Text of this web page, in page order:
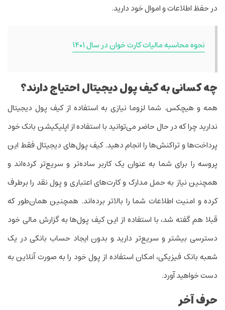
در حفظ اطلاعات و اموال خود دارید.
نحوه محاسبه مالیات کارت خوان در سال ۱۴۰۱
چه کسانی به کیف پول دیجیتال احتیاج دارند؟
همه و هیچکس. شما لزوما نیازی به استفاده از کیف پول دیجیتال
ندارید چرا که در حال حاضر می‌توانید با استفاده از اپلیکیشن بانک خود
پرداخت‌ها و تراکنش‌ها را انجام دهید. کیف پول‌های دیجیتال فقط این
پروسه را برای شما به عنوان یک کاربر ساده‌تر و سریع‌تر کرده‌اند و
همچنین نیاز به حمل مدارک و کارت‌های اعتباری و پول نقد را برطرف
کرده و امنیت اطلاعات شما را بالاتر برده‌اند. همچنین همان‌طور که
قبلا هم گفته شد، با استفاده از این کیف پول‌ها به گزارش مالی خود
دسترسی بیشتر و سریع‌تر دارید و بدون ایجاد حساب بانکی در یک
شعبه بانک فیزیکی، امکان استفاده از پول خود را به صورت آنلاین به
دست خواهید آورد.
حرف آخر